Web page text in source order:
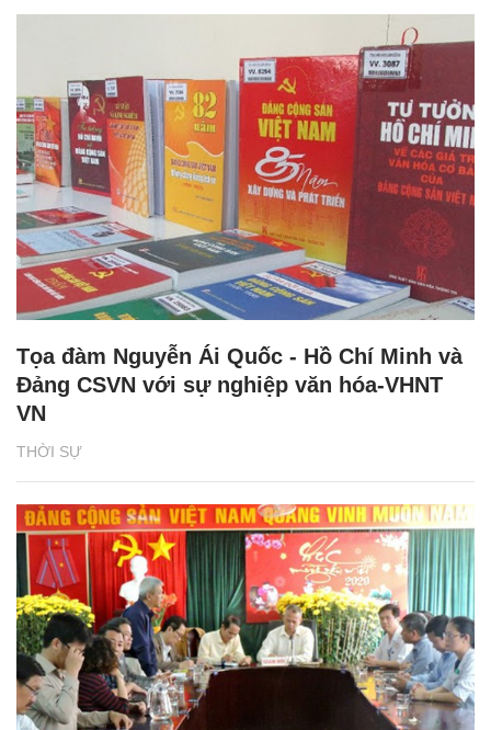
THỜI SỰ
Tọa đàm Nguyễn Ái Quốc - Hồ Chí Minh và
Đảng CSVN với sự nghiệp văn hóa-VHNT
VN